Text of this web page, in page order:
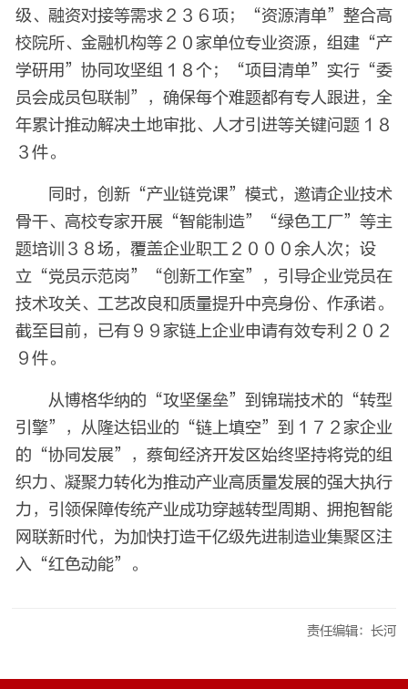
级、融资对接等需求２３６项；“资源清单”整合高
校院所、金融机构等２０家单位专业资源，组建“产
学研用”协同攻坚组１８个；“项目清单”实行“委
员会成员包联制”，确保每个难题都有专人跟进，全
年累计推动解决土地审批、人才引进等关键问题１８
３件。
同时，创新“产业链党课”模式，邀请企业技术
骨干、高校专家开展“智能制造”“绿色工厂”等主
题培训３８场，覆盖企业职工２０００余人次；设
立“党员示范岗”“创新工作室”，引导企业党员在
技术攻关、工艺改良和质量提升中亮身份、作承诺。
截至目前，已有９９家链上企业申请有效专利２０２
９件。
从博格华纳的“攻坚堡垒”到锦瑞技术的“转型
引擎”，从隆达铝业的“链上填空”到１７２家企业
的“协同发展”，蔡甸经济开发区始终坚持将党的组
织力、凝聚力转化为推动产业高质量发展的强大执行
力，引领保障传统产业成功穿越转型周期、拥抱智能
网联新时代，为加快打造千亿级先进制造业集聚区注
入“红色动能”。
责任编辑：长河